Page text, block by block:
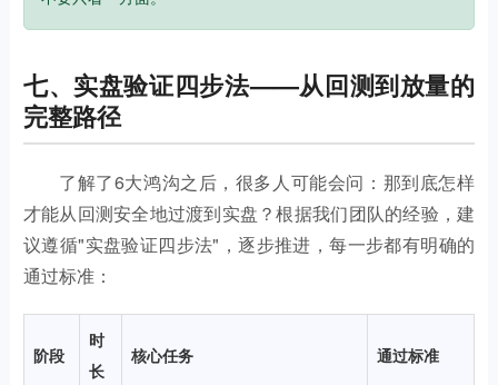
七、实盘验证四步法——从回测到放量的
完整路径
了解了6大鸿沟之后，很多人可能会问：那到底怎样
才能从回测安全地过渡到实盘？根据我们团队的经验，建
议遵循"实盘验证四步法"，逐步推进，每一步都有明确的
通过标准：
阶段
时
长
核心任务 通过标准